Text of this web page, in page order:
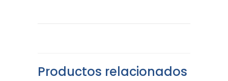
Productos relacionados